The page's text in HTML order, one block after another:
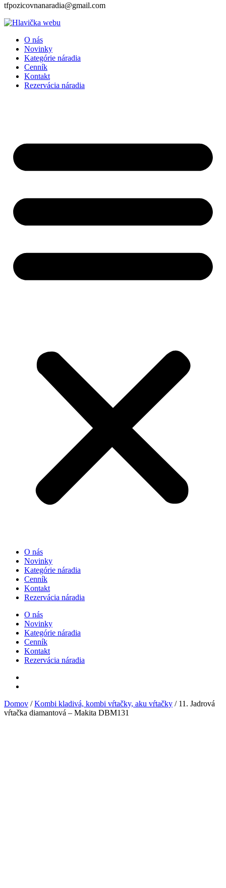
tfpozicovnanaradia@gmail.com
O nás
Novinky
Kategórie náradia
Cenník
Kontakt
Rezervácia náradia
O nás
Novinky
Kategórie náradia
Cenník
Kontakt
Rezervácia náradia
O nás
Novinky
Kategórie náradia
Cenník
Kontakt
Rezervácia náradia
Domov /Kombi kladivá, kombi vŕtačky, aku vŕtačky / 11. Jadrová
vŕtačka diamantová – Makita DBM131